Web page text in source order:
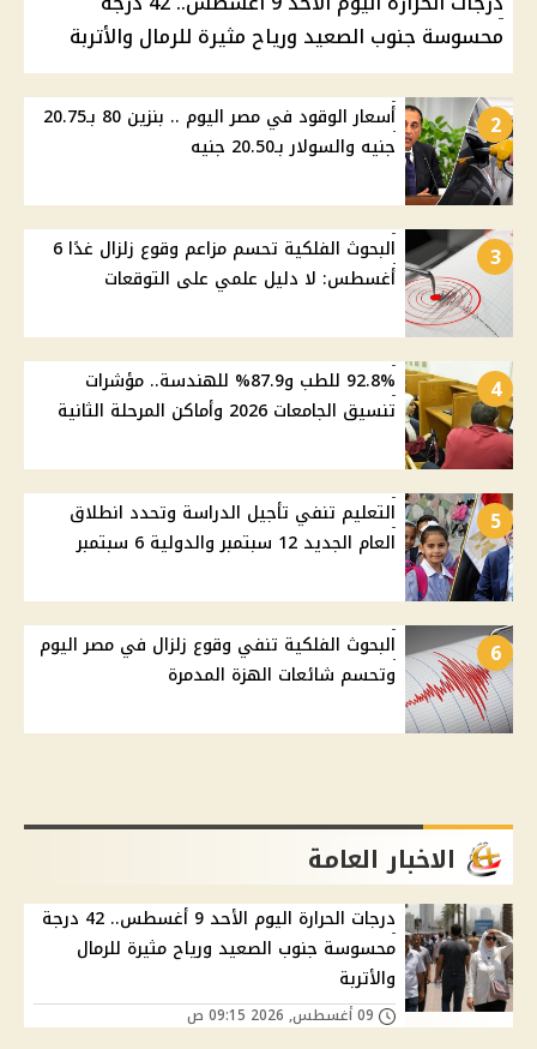
محسوسة جنوب الصعيد ورياح مثيرة للرمال والأتربة
2
أسعار الوقود في مصر اليوم .. بنزين 80 بـ20.75
جنيه والسولار بـ20.50 جنيه
3
البحوث الفلكية تحسم مزاعم وقوع زلزال غدًا 6
أغسطس: لا دليل علمي على التوقعات
4
92.8% للطب و87.9% للهندسة.. مؤشرات
تنسيق الجامعات 2026 وأماكن المرحلة الثانية
5
التعليم تنفي تأجيل الدراسة وتحدد انطلاق
العام الجديد 12 سبتمبر والدولية 6 سبتمبر
6
البحوث الفلكية تنفي وقوع زلزال في مصر اليوم
وتحسم شائعات الهزة المدمرة
الاخبار العامة
درجات الحرارة اليوم الأحد 9 أغسطس.. 42 درجة
محسوسة جنوب الصعيد ورياح مثيرة للرمال
والأتربة